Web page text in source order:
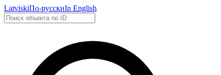
LatviskiПо-русскиIn English